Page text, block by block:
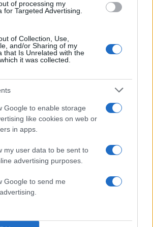
of processing my
for Targeted Advertising.
of Collection, Use,
and/or Sharing of my
that Is Unrelated with the
it was collected.
Google to enable storage
like cookies on web or
in apps.
my user data to be sent to
advertising purposes.
Google to send me